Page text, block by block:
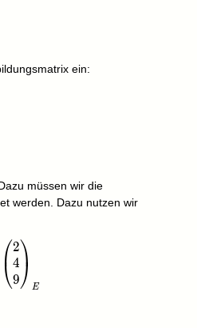
ein:
& 0 & 3\end{pmatrix}
müssen wir die
werden. Dazu nutzen wir
b_1)-2f(\vec b_2)+f(\vec
⎝
⎛2
4
9⎠
⎞
E